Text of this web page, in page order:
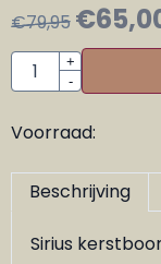
€79,95 €
Aantal
+
-
Voorraad:
Beschrijving
Sirius